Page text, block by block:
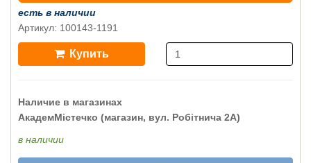
есть в наличии
Артикул: 100143-1191
Купить
Наличие в магазинах
АкадемМістечко (магазин, вул. Робітнича 2А)
в наличии